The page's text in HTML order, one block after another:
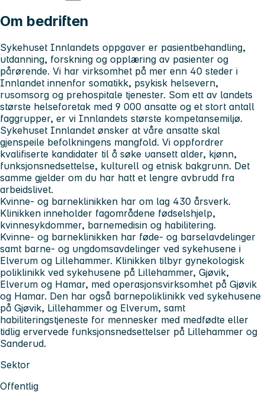
Om bedriften
Sykehuset Innlandets oppgaver er pasientbehandling,
utdanning, forskning og opplæring av pasienter og
pårørende. Vi har virksomhet på mer enn 40 steder i
Innlandet innenfor somatikk, psykisk helsevern,
rusomsorg og prehospitale tjenester. Som ett av landets
største helseforetak med 9 000 ansatte og et stort antall
faggrupper, er vi Innlandets største kompetansemiljø.
Sykehuset Innlandet ønsker at våre ansatte skal
gjenspeile befolkningens mangfold. Vi oppfordrer
kvalifiserte kandidater til å søke uansett alder, kjønn,
funksjonsnedsettelse, kulturell og etnisk bakgrunn. Det
samme gjelder om du har hatt et lengre avbrudd fra
arbeidslivet.
Kvinne- og barneklinikken har om lag 430 årsverk.
Klinikken inneholder fagområdene fødselshjelp,
kvinnesykdommer, barnemedisin og habilitering.
Kvinne- og barneklinikken har føde- og barselavdelinger
samt barne- og ungdomsavdelinger ved sykehusene i
Elverum og Lillehammer. Klinikken tilbyr gynekologisk
poliklinikk ved sykehusene på Lillehammer, Gjøvik,
Elverum og Hamar, med operasjonsvirksomhet på Gjøvik
og Hamar. Den har også barnepoliklinikk ved sykehusene
på Gjøvik, Lillehammer og Elverum, samt
habiliteringstjeneste for mennesker med medfødte eller
tidlig ervervede funksjonsnedsettelser på Lillehammer og
Sanderud.
Sektor
Offentlig